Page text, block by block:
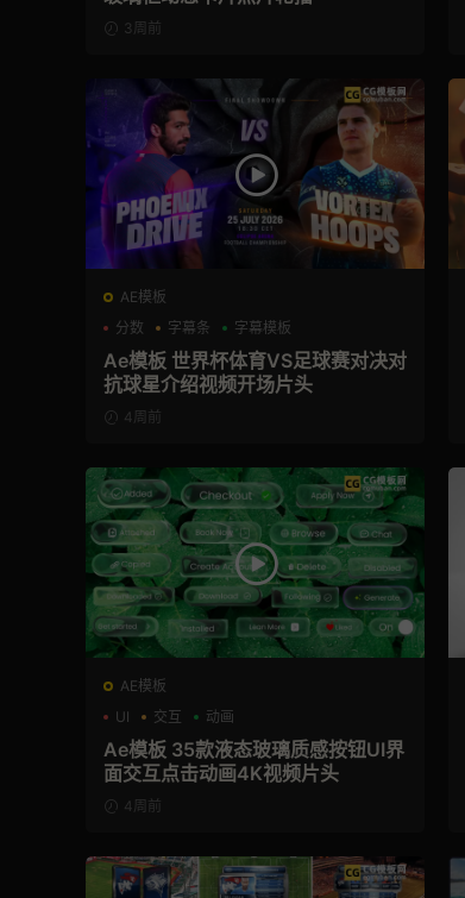
3周前
AE模板
分数
字幕条 字幕模板
Ae模板 世界杯体育VS足球赛对决对
抗球星介绍视频开场片头
4周前
AE模板
UI
交互 动画
Ae模板 35款液态玻璃质感按钮UI界
面交互点击动画4K视频片头
4周前